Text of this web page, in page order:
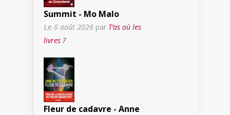
Summit - Mo Malo
Le 6 août 2026 par T’as où les
livres ?
Fleur de cadavre - Anne